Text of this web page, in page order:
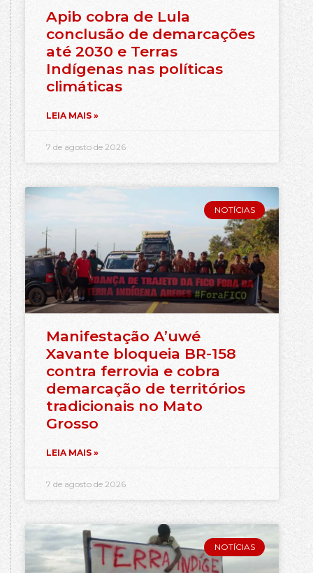
Apib cobra de Lula
conclusão de demarcações
até 2030 e Terras
Indígenas nas políticas
climáticas
LEIA MAIS »
7 de agosto de 2026
NOTÍCIAS
Manifestação A’uwé
Xavante bloqueia BR-158
contra ferrovia e cobra
demarcação de territórios
tradicionais no Mato
Grosso
LEIA MAIS »
7 de agosto de 2026
NOTÍCIAS